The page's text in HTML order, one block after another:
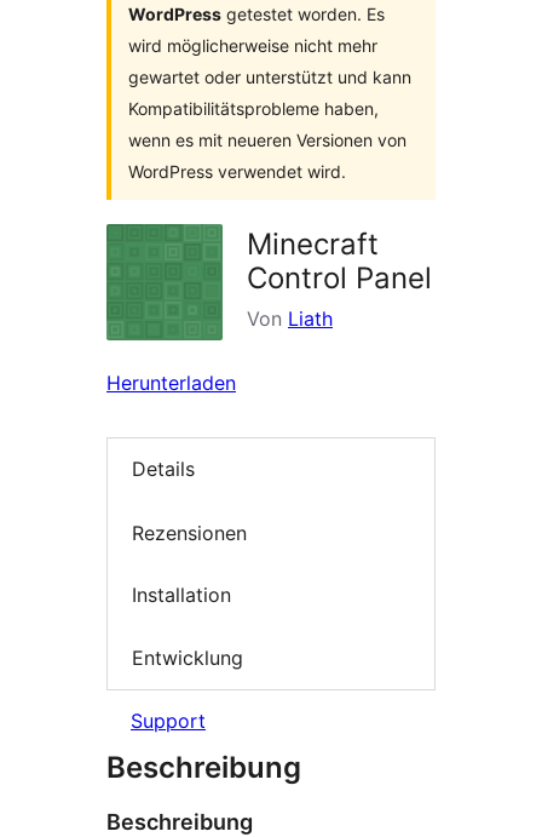
WordPress getestet worden. Es
wird möglicherweise nicht mehr
gewartet oder unterstützt und kann
Kompatibilitätsprobleme haben,
wenn es mit neueren Versionen von
WordPress verwendet wird.
Minecraft
Control Panel
Von Liath
Herunterladen
Details
Rezensionen
Installation
Entwicklung
Support
Beschreibung
Beschreibung